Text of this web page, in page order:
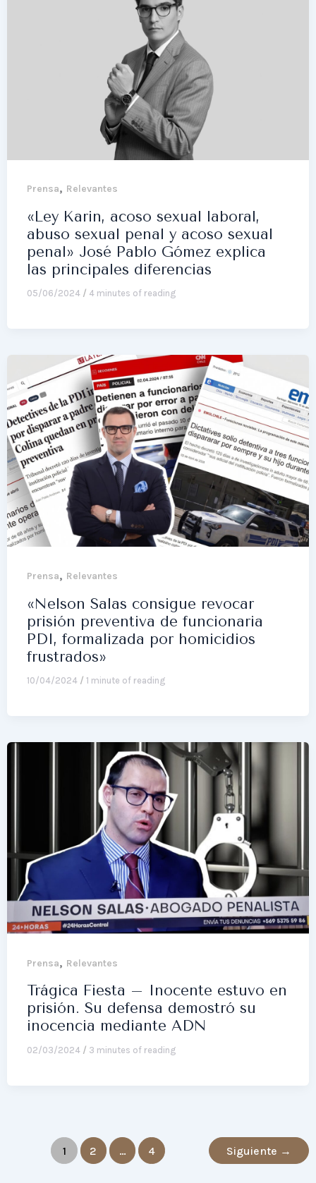
Prensa, Relevantes
«Ley Karin, acoso sexual laboral,
abuso sexual penal y acoso sexual
penal» José Pablo Gómez explica
las principales diferencias
05/06/2024 / 4 minutes of reading
Prensa, Relevantes
«Nelson Salas consigue revocar
prisión preventiva de funcionaria
PDI, formalizada por homicidios
frustrados»
10/04/2024 / 1 minute of reading
Prensa, Relevantes
Trágica Fiesta – Inocente estuvo en
prisión. Su defensa demostró su
inocencia mediante ADN
02/03/2024 / 3 minutes of reading
1 2 … 4 Siguiente →